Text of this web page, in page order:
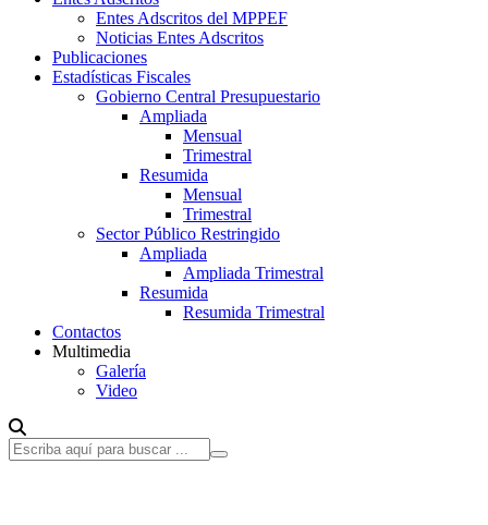
Entes Adscritos del MPPEF
Noticias Entes Adscritos
Publicaciones
Estadísticas Fiscales
Gobierno Central Presupuestario
Ampliada
Mensual
Trimestral
Resumida
Mensual
Trimestral
Sector Público Restringido
Ampliada
Ampliada Trimestral
Resumida
Resumida Trimestral
Contactos
Multimedia
Galería
Video